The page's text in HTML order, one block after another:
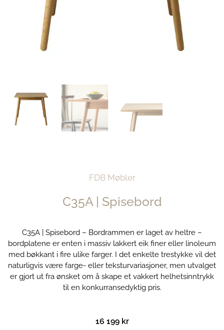
FDB Møbler
C35A | Spisebord
C35A | Spisebord – Bordrammen er laget av heltre –
bordplatene er enten i massiv lakkert eik finer eller linoleum
med bøkkant i fire ulike farger. I det enkelte trestykke vil det
naturligvis være farge- eller teksturvariasjoner, men utvalget
er gjort ut fra ønsket om å skape et vakkert helhetsinntrykk
til en konkurransedyktig pris.
16 199 kr